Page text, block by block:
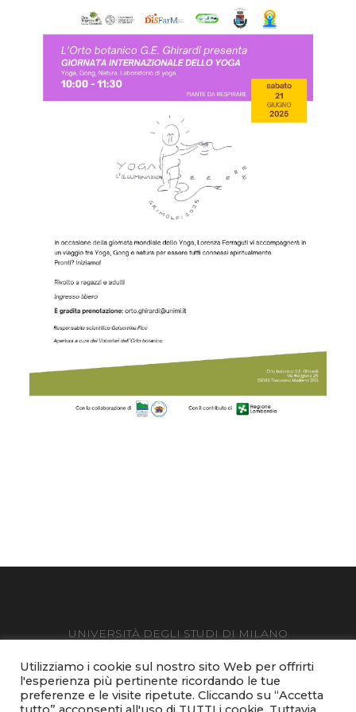
UNIVERSITÀ DEGLI STUDI DI MILANO
Posta Elettronica Certificata
C.F. 80012650158 - P.I. 03064870151
Utilizziamo i cookie sul nostro sito Web per offrirti
l'esperienza più pertinente ricordando le tue
preferenze e le visite ripetute. Cliccando su “Accetta